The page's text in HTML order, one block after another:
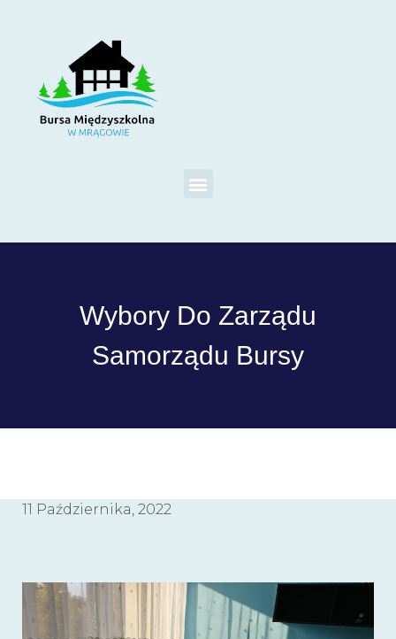
Wybory Do Zarządu
Samorządu Bursy
11 Października, 2022